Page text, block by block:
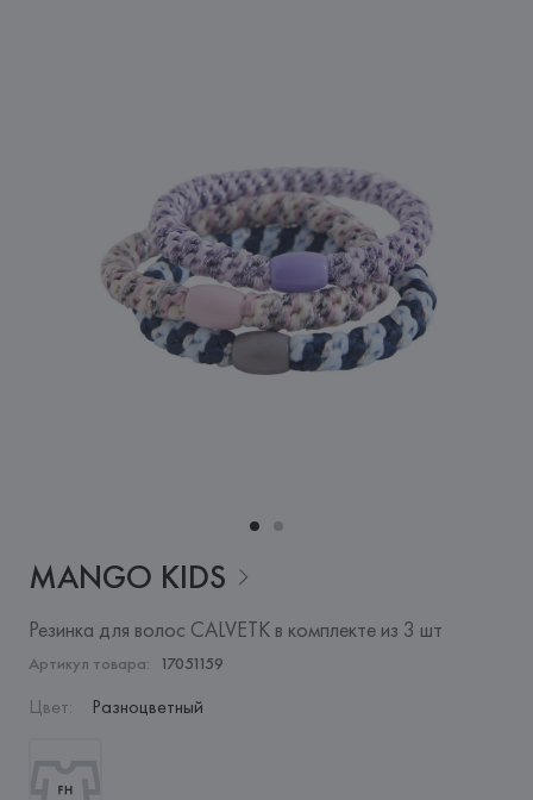
MANGO KIDS
Резинка для волос CALVETK в комплекте из 3 шт
Артикул товара: 17051159
Цвет: Разноцветный